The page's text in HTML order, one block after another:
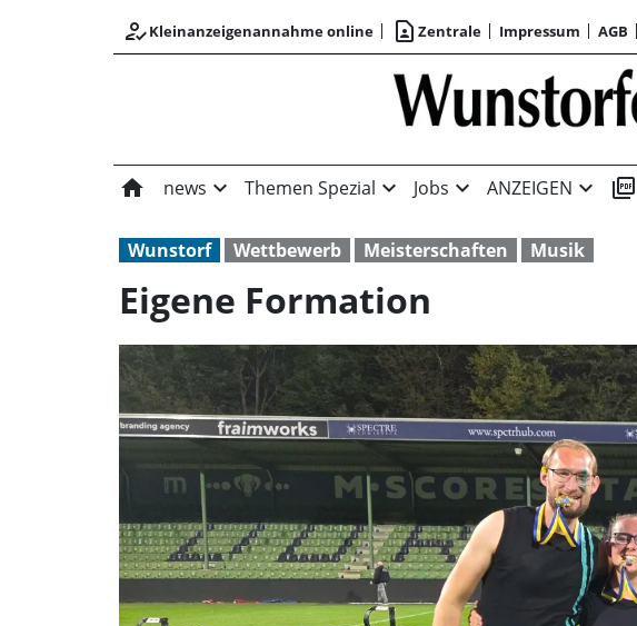
how_to_regKleinanzeigenannahme online contact_page Zentrale Impressum AGB
home news expand_more Themen Spezial expand_more Jobs expand_more ANZEIGEN expand_more picture_as_pdf
Wunstorf Wettbewerb Meisterschaften Musik
Eigene Formation